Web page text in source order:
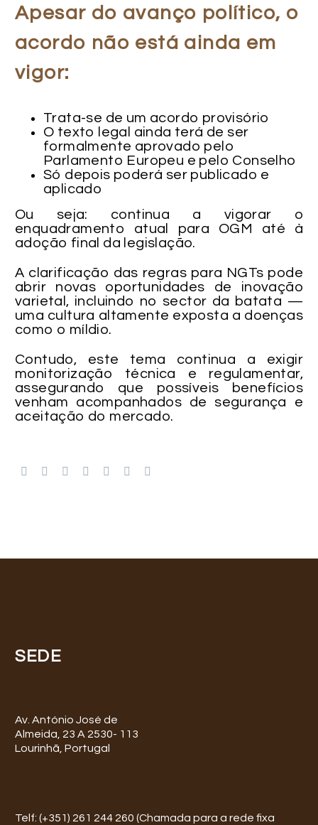
Apesar do avanço político, o
acordo não está ainda em
vigor:
Trata-se de um acordo provisório
O texto legal ainda terá de ser
formalmente aprovado pelo
Parlamento Europeu e pelo Conselho
Só depois poderá ser publicado e
aplicado
Ou seja: continua a vigorar o
enquadramento atual para OGM até à
adoção final da legislação.
A clarificação das regras para NGTs pode
abrir novas oportunidades de inovação
varietal, incluindo no sector da batata —
uma cultura altamente exposta a doenças
como o míldio.
Contudo, este tema continua a exigir
monitorização técnica e regulamentar,
assegurando que possíveis benefícios
venham acompanhados de segurança e
aceitação do mercado.
SEDE
Av. António José de
Almeida, 23 A 2530- 113
Lourinhã, Portugal
Telf: (+351) 261 244 260 (Chamada para a rede fixa